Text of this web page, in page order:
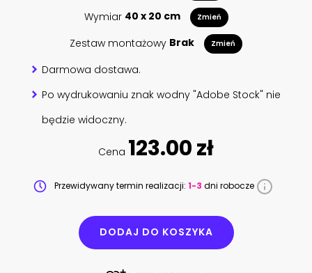
Wymiar 40 x 20 cm Zmień
Zestaw montażowy Brak Zmień
Darmowa dostawa.
Po wydrukowaniu znak wodny "Adobe Stock" nie
będzie widoczny.
Cena 123.00 zł
Przewidywany termin realizacji: 1-3 dni robocze
DODAJ DO KOSZYKA